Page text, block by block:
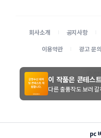
회사소개 공지사항
이용약관
광고 문의
본 사이트에 게시된 디자이너 및 의
pc
이 작품은 콘테스
다른 출품작도 보러